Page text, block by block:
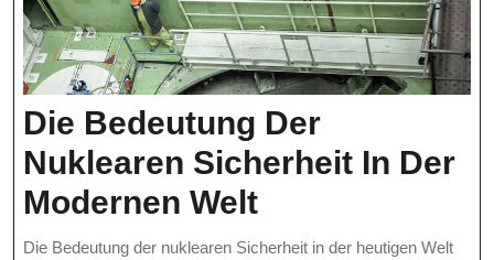
Die Bedeutung Der
Nuklearen Sicherheit In Der
Modernen WeltDie
Bedeutung
Die Bedeutung der nuklearen Sicherheit in der heutigen Welt